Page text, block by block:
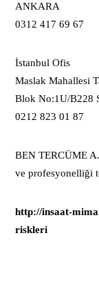
ANKARA
0312 417 69 67
İstanbul Ofis
Maslak Mahallesi
Blok No:1U/B228
0212 823 01 87
BEN TERCÜME
ve profesyonelliği
http://insaat-
riskleri